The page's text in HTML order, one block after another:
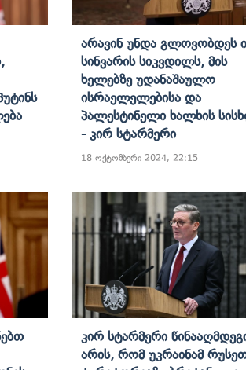
Არავინ Უნდა Გლოვობდეს
Სინვარის Სიკვდილს, Მის
Ხელებზე Უდანაშაულო
Ისრაელელებისა Და
Პალესტინელი Ხალხის
- Კირ Სტარმერი
18 ოქტომბერი 2024, 22:15
Კირ Სტარმერი
Არის, Რომ Უკრაინამ